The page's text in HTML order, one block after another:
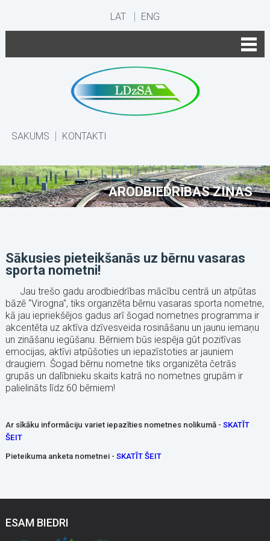
LAT ENG
SĀKUMS KONTAKTI
ARODBIEDRĪBAS ZIŅAS
Sākusies pieteikšanās uz bērnu vasaras
sporta nometni!
Jau trešo gadu arodbiedrības mācību centrā un atpūtas
bāzē "Virogna", tiks organzēta bērnu vasaras sporta nometne,
kā jau iepriekšējos gadus arī šogad nometnes programma ir
akcentēta uz aktīva dzīvesveida rosināšanu un jaunu iemaņu
un zināšanu iegūšanu. Bērniem būs iespēja gūt pozitīvas
emocijas, aktīvi atpūšoties un iepazīstoties ar jauniem
draugiem. Šogad bērnu nometne tiks organizēta četrās
grupās un dalībnieku skaits katrā no nometnes grupām ir
palielināts līdz 60 bērniem!
Ar sīkāku informāciju variet iepazīties nometnes nolikumā - SKATĪT
ŠEIT
Pieteikuma anketa nometnei - SKATĪT ŠEIT
ESAM BIEDRI